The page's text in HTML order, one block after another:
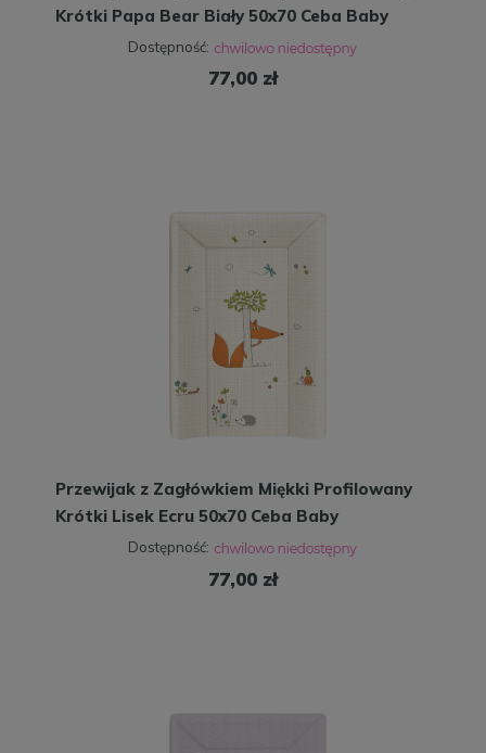
Krótki Papa Bear Biały 50x70 Ceba Baby
Dostępność:
77,00 zł
Przewijak z Zagłówkiem Miękki Profilowany
Krótki Lisek Ecru 50x70 Ceba Baby
Dostępność:
77,00 zł